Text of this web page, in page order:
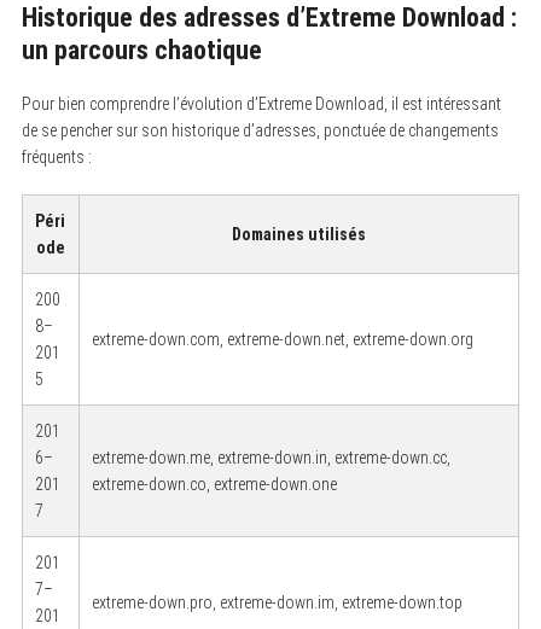
Historique des adresses d’Extreme Download :
un parcours chaotique
Pour bien comprendre l’évolution d’Extreme Download, il est intéressant
de se pencher sur son historique d’adresses, ponctuée de changements
fréquents :
Péri
ode
Domaines utilisés
200
8–
201
5
extreme-down.com, extreme-down.net, extreme-down.org
201
6–
201
7
extreme-down.me, extreme-down.in, extreme-down.cc,
extreme-down.co, extreme-down.one
201
7–
201
extreme-down.pro, extreme-down.im, extreme-down.top